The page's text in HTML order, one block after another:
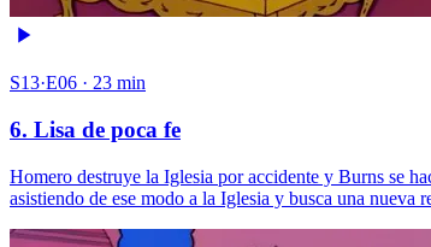
S13·E06 · 23 min
6. Lisa de poca fe
Homero destruye la Iglesia por accidente y Burns se
asistiendo de ese modo a la Iglesia y busca una nueva